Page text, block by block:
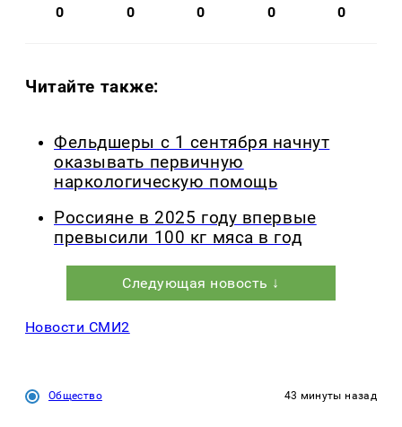
0 0 0 0 0
Читайте также:
Фельдшеры с 1 сентября начнут
оказывать первичную
наркологическую помощь
Россияне в 2025 году впервые
превысили 100 кг мяса в год
Следующая новость ↓
Новости СМИ2
Общество 43 минуты назад